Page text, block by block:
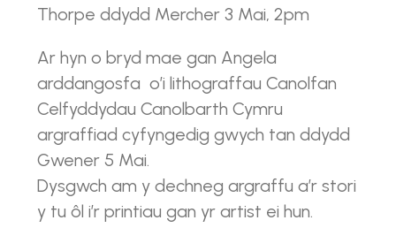
Thorpe ddydd Mercher 3 Mai, 2pm
Ar hyn o bryd mae gan Angela
arddangosfa o’i lithograffau Canolfan
Celfyddydau Canolbarth Cymru
argraffiad cyfyngedig gwych tan ddydd
Gwener 5 Mai.
Dysgwch am y dechneg argraffu a’r stori
y tu ôl i’r printiau gan yr artist ei hun.